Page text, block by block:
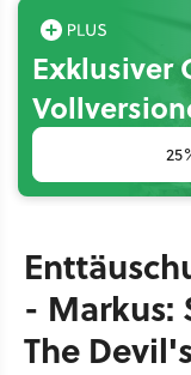
Exklusiver
- Markus:
The